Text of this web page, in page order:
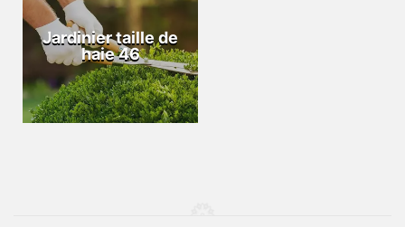
Jardinier taille de
haie 46